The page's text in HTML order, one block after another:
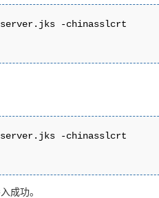
-chinasslcrt
-chinasslcrt
成功。